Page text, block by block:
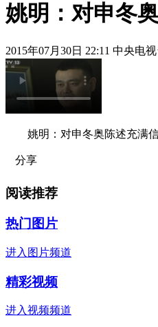
姚明：对申冬
2015年07月30日 22:11 中央电视
姚明：对申冬奥陈述充满
分享
阅读推荐
热门图片
进入图片频道
精彩视频
进入视频频道